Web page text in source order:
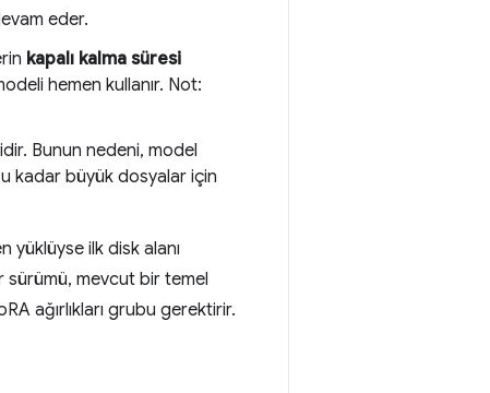
eder.
kapalı kalma süresi
hemen kullanır. Not:
Bunun nedeni, model
kadar büyük dosyalar için
yüklüyse ilk disk alanı
sürümü, mevcut bir temel
ağırlıkları grubu gerektirir.